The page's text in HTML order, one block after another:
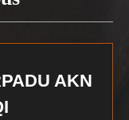
AKN